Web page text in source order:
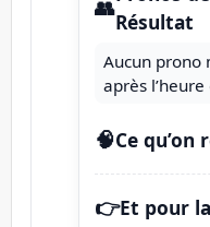
👥
Résultat
Aucun prono
après
🧠Ce qu’on
👉Et pour